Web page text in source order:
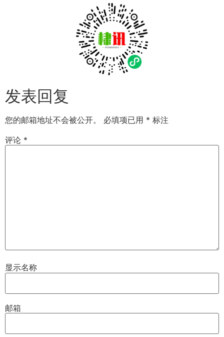
发表回复
您的邮箱地址不会被公开。 必填项已用 * 标注
评论 *
显示名称
邮箱